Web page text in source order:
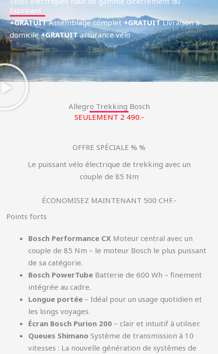
fabricant
+GRATUITAssemblage complet +GRATUITLivraison à
domicile+GRATUITassurance vélo
Allegro Trekking Bosch
SEULEMENT 2 490.-
OFFRE SPÉCIALE % %
Le puissant vélo électrique de trekking avec un
couple de 85 Nm
ÉCONOMISEZ MAINTENANT 500 CHF.-
Points forts
Bosch Performance CX Moteur central avec un
couple de 85 Nm – le moteur Bosch le plus puissant
de sa catégorie.
Bosch PowerTube Batterie de 600 Wh – finement
intégrée au cadre.
Longue portée – Idéal pour un usage quotidien et
les longs voyages.
Écran Bosch Purion 200 – clair et intuitif à utiliser.
Queues Shimano Système de transmission à 10
vitesses : La nouvelle génération de systèmes de